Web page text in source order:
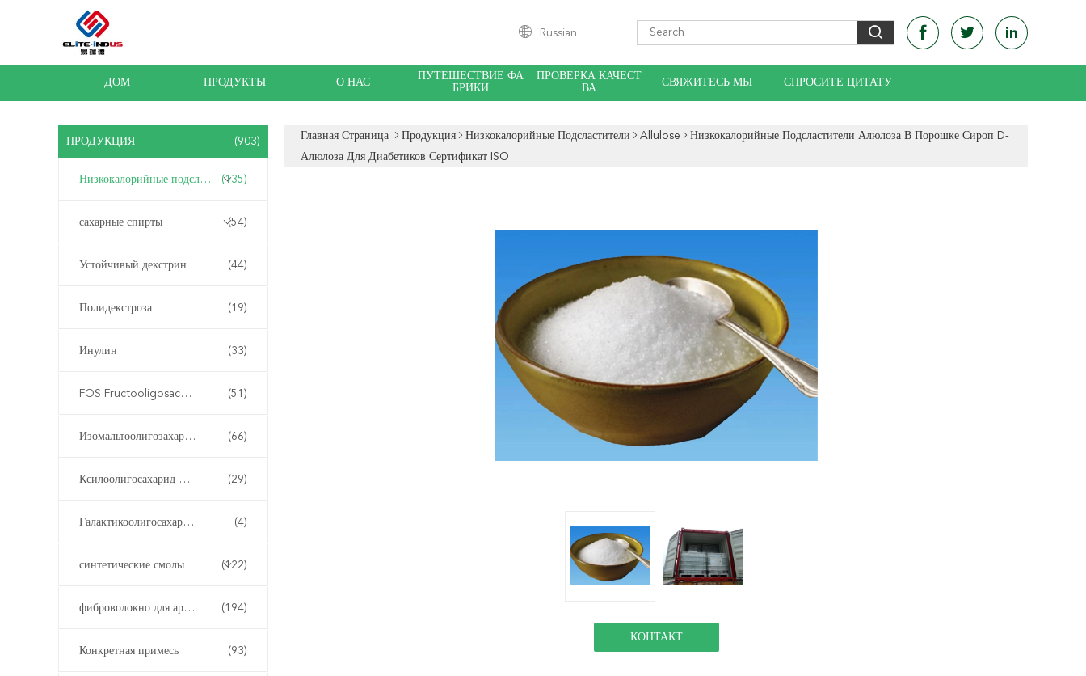
Russian
ДОМ ПРОДУКТЫ О НАС
ПУТЕШЕСТВИЕ ФА
БРИКИ
ПРОВЕРКА КАЧЕСТ
ВА
СВЯЖИТЕСЬ МЫ СПРОСИТЕ ЦИТАТУ
ПРОДУКЦИЯ (903)
Низкокалорийные подсластители (135)
сахарные спирты (54)
Устойчивый декстрин (44)
Полидекстроза (19)
Инулин (33)
FOS Fructooligosaccharide (51)
Изомальтоолигозахарид ИМО (66)
Ксилоолигосахарид XOS (29)
Галактикоолигосахарид ГОС (4)
синтетические смолы (122)
фиброволокно для армирования бетона (194)
Конкретная примесь (93)
Главная Страница Продукция Низкокалорийные Подсластители Allulose
Низкокалорийные Подсластители Алюлоза В Порошке Сироп D-
Алюлоза Для Диабетиков Сертификат ISO
КОНТАКТ